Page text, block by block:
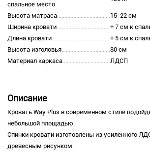
спальное место
Высота матраса
15-22 см
Ширина кровати
+ 7 см к
Длина кровати
+ 5 см к
Высота изголовья
80 см
Материал каркаса
ЛДСП
Описание
Кровать Way Plus в современном стиле
небольшой площадью.
Спинки кровати изготовлены из усиленного
древесным рисунком.